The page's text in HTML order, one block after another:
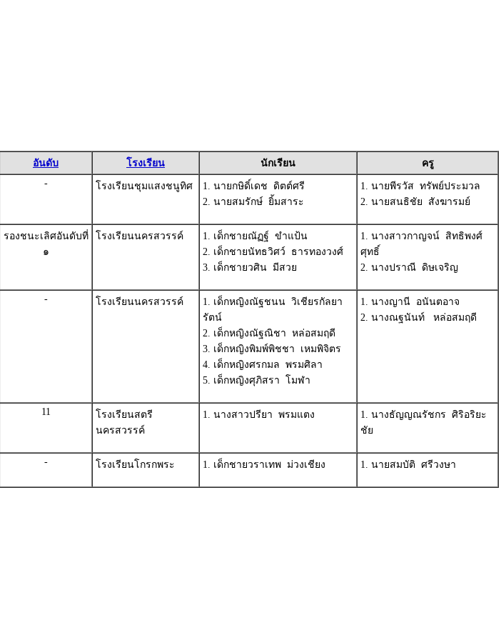
อันดับ โรงเรียน นักเรียน
ครู
- โรงเรียนชุมแสงชนูทิศ
1. นายกษิดิ์เดช ดิตต์ศรี
2. นายสมรักษ์ ยิ้มสาระ
1. นายพีรวัส ทรัพย์ประมวล
2. นายสนธิชัย สังฆารมย์
รองชนะเลิศอันดับที่
๑
โรงเรียนนครสวรรค์
1. เด็กชายณัฏฐ์ ขำแป้น
2. เด็กชายนัทธวิศว์ ธารทองวงศ์
3. เด็กชายวศิน มีสวย
1. นางสาวกาญจน์ สิทธิพงศ์
ศุทธิ์
2. นางปราณี ดิษเจริญ
- โรงเรียนนครสวรรค์
1. เด็กหญิงณัฐชนน วิเชียรกัลยา
รัตน์
2. เด็กหญิงณัฐณิชา หล่อสมฤดี
3. เด็กหญิงพิมพ์พิชชา เหมพิจิตร
4. เด็กหญิงศรกมล พรมศิลา
5. เด็กหญิงศุภิสรา โมฬา
1. นางญานี อนันตอาจ
2. นางณฐนันท์ หล่อสมฤดี
11
โรงเรียนสตรี
นครสวรรค์
1. นางสาวปรียา พรมแตง
1. นางธัญญณรัชกร ศิริอริยะ
ชัย
- โรงเรียนโกรกพระ 1. เด็กชายวราเทพ ม่วงเชียง 1. นายสมบัติ ศรีวงษา